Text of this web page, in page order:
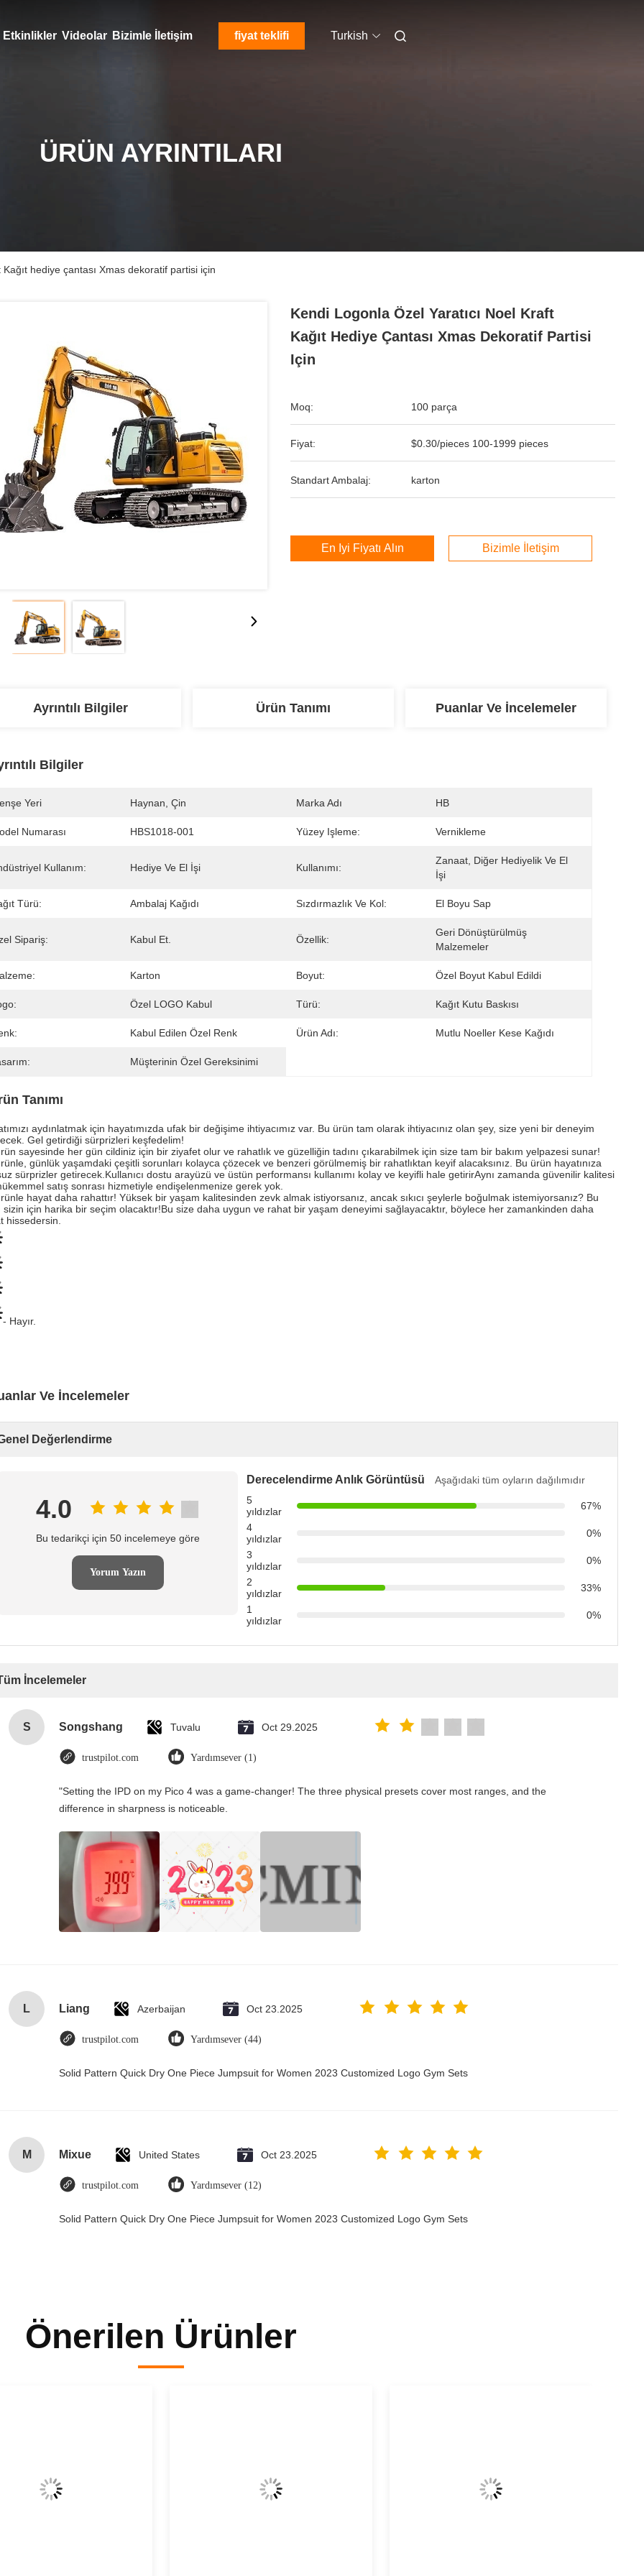
Etkinlikler Videolar Bizimle İletişim fiyat teklifi Turkish
ÜRÜN AYRINTILARI
hediye çantası Xmas dekoratif partisi için
Kendi Logonla Özel Yaratıcı Noel Kraft
Kağıt Hediye Çantası Xmas Dekoratif Partisi
Için
Moq: 100 parça
Fiyat: $0.30/pieces 100-1999 pieces
Standart Ambalaj: karton
En İyi Fiyatı Alın Bizimle İletişim
Ayrıntılı Bilgiler Ürün Tanımı Puanlar Ve İncelemeler
Bilgiler
Yeri Haynan, Çin Marka Adı HB
Numarası HBS1018-001 Yüzey Işleme: Vernikleme
Kullanım: Hediye Ve El İşi Kullanımı:
Zanaat, Diğer Hediyelik Ve El
İşi
Türü: Ambalaj Kağıdı Sızdırmazlık Ve Kol: El Boyu Sap
Sipariş: Kabul Et. Özellik:
Geri Dönüştürülmüş
Malzemeler
Karton Boyut: Özel Boyut Kabul Edildi
Özel LOGO Kabul Türü: Kağıt Kutu Baskısı
Kabul Edilen Özel Renk Ürün Adı: Mutlu Noeller Kese Kağıdı
Müşterinin Özel Gereksinimi
Tanımı
aydınlatmak için hayatımızda ufak bir değişime ihtiyacımız var. Bu ürün tam olarak ihtiyacınız olan şey, size yeni bir deneyim
Gel getirdiği sürprizleri keşfedelim!
sayesinde her gün cildiniz için bir ziyafet olur ve rahatlık ve güzelliğin tadını çıkarabilmek için size tam bir bakım yelpazesi sunar!
günlük yaşamdaki çeşitli sorunları kolayca çözecek ve benzeri görülmemiş bir rahatlıktan keyif alacaksınız. Bu ürün hayatınıza
sürprizler getirecek.Kullanıcı dostu arayüzü ve üstün performansı kullanımı kolay ve keyifli hale getirirAynı zamanda güvenilir kalitesi
satış sonrası hizmetiyle endişelenmenize gerek yok.
hayat daha rahattır! Yüksek bir yaşam kalitesinden zevk almak istiyorsanız, ancak sıkıcı şeylerle boğulmak istemiyorsanız? Bu
sizin için harika bir seçim olacaktır!Bu size daha uygun ve rahat bir yaşam deneyimi sağlayacaktır, böylece her zamankinden daha
hissedersin.
- Hayır.
Ve İncelemeler
Değerlendirme
4.0
Bu tedarikçi için 50 incelemeye göre
Yorum Yazın
Derecelendirme Anlık Görüntüsü
Aşağıdaki tüm oyların dağılımıdır
5
yıldızlar
67%
4
yıldızlar
0%
3
yıldızlar
0%
2
yıldızlar
33%
1
yıldızlar
0%
İncelemeler
S Songshang Tuvalu Oct 29.2025
trustpilot.com Yardımsever (1)
"Setting the IPD on my Pico 4 was a game-changer! The three physical presets cover most ranges, and the
difference in sharpness is noticeable.
L Liang Azerbaijan Oct 23.2025
trustpilot.com Yardımsever (44)
Solid Pattern Quick Dry One Piece Jumpsuit for Women 2023 Customized Logo Gym Sets
M Mixue United States Oct 23.2025
trustpilot.com Yardımsever (12)
Solid Pattern Quick Dry One Piece Jumpsuit for Women 2023 Customized Logo Gym Sets
Önerilen Ürünler